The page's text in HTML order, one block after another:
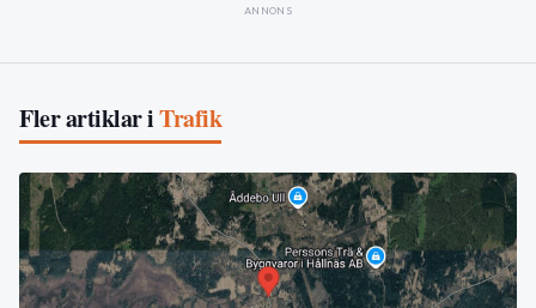
ANNONS
Fler artiklar iTrafik